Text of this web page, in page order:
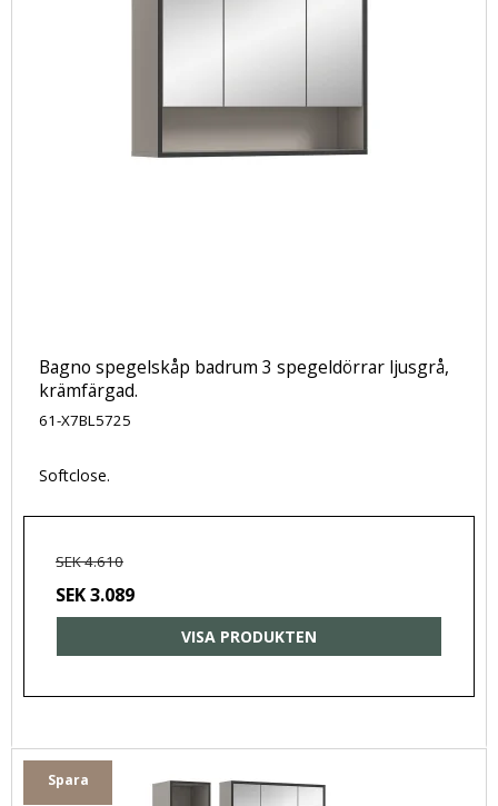
Bagno spegelskåp badrum 3 spegeldörrar ljusgrå,
krämfärgad.
61-X7BL5725
Softclose.
SEK 4.610
SEK 3.089
VISA PRODUKTEN
Spara